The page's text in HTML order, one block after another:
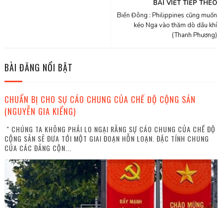
BÀI VIẾT TIẾP THEO
Biển Đông : Philippines cũng muốn
kéo Nga vào thăm dò dầu khí
(Thanh Phương)
BÀI ĐĂNG NỔI BẬT
CHUẨN BỊ CHO SỰ CÁO CHUNG CỦA CHẾ ĐỘ CỘNG SẢN
(NGUYỄN GIA KIỂNG)
" CHÚNG TA KHÔNG PHẢI LO NGẠI RẰNG SỰ CÁO CHUNG CỦA CHẾ ĐỘ
CỘNG SẢN SẼ ĐƯA TỚI MỘT GIAI ĐOẠN HỖN LOẠN. ĐẶC TÍNH CHUNG
CỦA CÁC ĐẢNG CỘN...